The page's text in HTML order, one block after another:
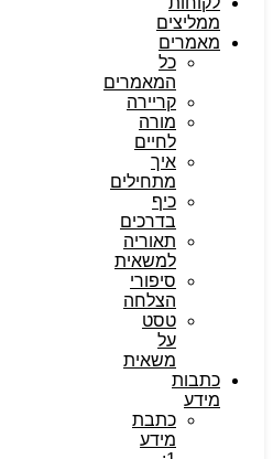
ממליצים
מאמרים
כל
המאמרים
קריירה
מורה
לחיים
איך
מתחילים
כיף
בדרכים
תאוריה
למשאית
סיפורי
הצלחה
טסט
על
משאית
כתבות
מידע
כתבת
מידע